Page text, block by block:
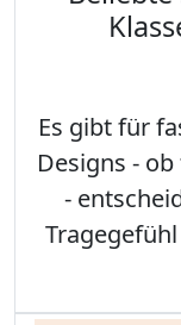
Es gibt für
Designs -
-